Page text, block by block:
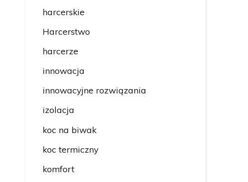
harcerskie
Harcerstwo
harcerze
innowacja
innowacyjne rozwiązania
izolacja
koc na biwak
koc termiczny
komfort